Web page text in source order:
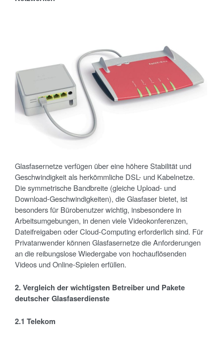
Glasfasernetze verfügen über eine höhere Stabilität und
Geschwindigkeit als herkömmliche DSL- und Kabelnetze.
Die symmetrische Bandbreite (gleiche Upload- und
Download-Geschwindigkeiten), die Glasfaser bietet, ist
besonders für Bürobenutzer wichtig, insbesondere in
Arbeitsumgebungen, in denen viele Videokonferenzen,
Dateifreigaben oder Cloud-Computing erforderlich sind. Für
Privatanwender können Glasfasernetze die Anforderungen
an die reibungslose Wiedergabe von hochauflösenden
Videos und Online-Spielen erfüllen.
2. Vergleich der wichtigsten Betreiber und Pakete
deutscher Glasfaserdienste
2.1 Telekom